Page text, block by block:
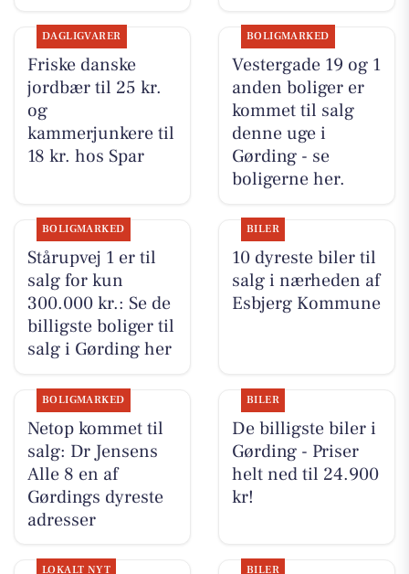
DAGLIGVARER
Friske danske
jordbær til 25 kr.
og
kammerjunkere til
18 kr. hos Spar
BOLIGMARKED
Vestergade 19 og 1
anden boliger er
kommet til salg
denne uge i
Gørding - se
boligerne her.
BOLIGMARKED
Stårupvej 1 er til
salg for kun
300.000 kr.: Se de
billigste boliger til
salg i Gørding her
BILER
10 dyreste biler til
salg i nærheden af
Esbjerg Kommune
BOLIGMARKED
Netop kommet til
salg: Dr Jensens
Alle 8 en af
Gørdings dyreste
adresser
BILER
De billigste biler i
Gørding - Priser
helt ned til 24.900
kr!
LOKALT NYT BILER